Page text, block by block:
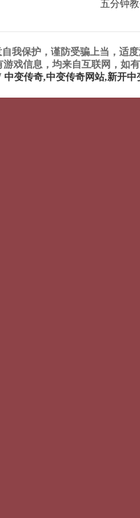
五分钟
我保护，谨防受骗上当，适
戏信息，均来自互联网，如
中变传奇,中变传奇网站,新开